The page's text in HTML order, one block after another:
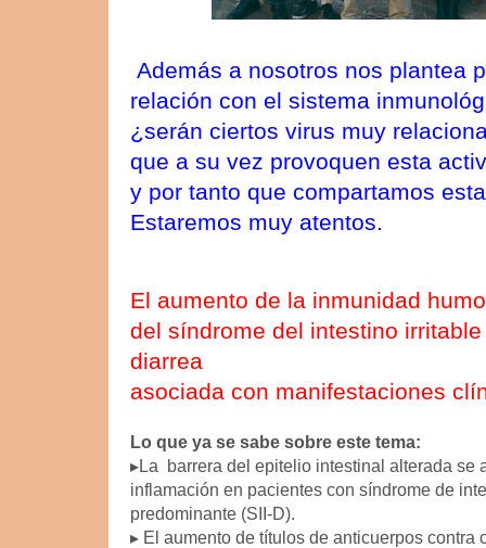
Además a nosotros nos plantea
relación con el sistema
¿serán ciertos virus muy
que a su vez provoquen esta
y por tanto que compartamos
Estaremos muy atentos.
El aumento de la inmunidad
del síndrome del intestino
diarrea
asociada con manifestaciones
Lo que ya se sabe sobre este tema:
▸La barrera del epitelio intestinal alterada se
inflamación en pacientes con síndrome de
predominante (SII-D).
▸ El aumento de títulos de anticuerpos contra